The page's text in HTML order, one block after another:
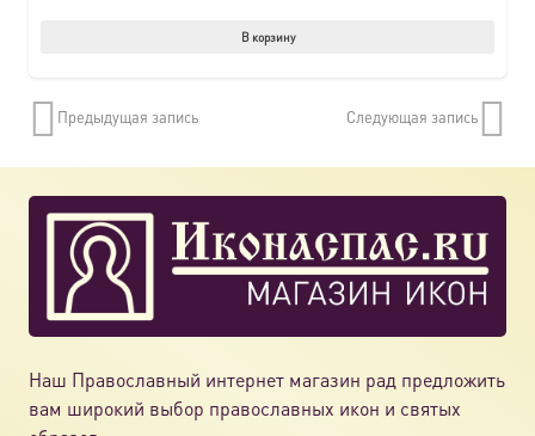
В корзину
Предыдущая запись Следующая запись
Наш Православный интернет магазин рад предложить
вам широкий выбор православных икон и святых